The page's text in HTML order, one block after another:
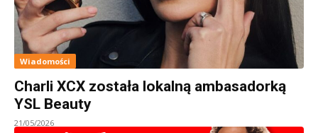
Wiadomości
Charli XCX została lokalną ambasadorką
YSL Beauty
21/05/2026